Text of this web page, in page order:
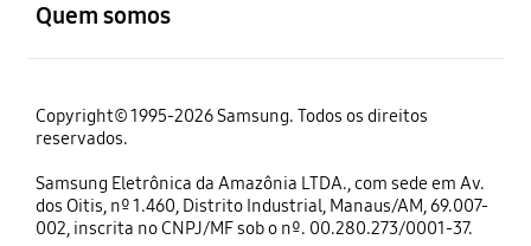
Quem somos
Copyright© 1995-2026 Samsung. Todos os direitos
reservados.
Samsung Eletrônica da Amazônia LTDA., com sede em Av.
dos Oitis, nº 1.460, Distrito Industrial, Manaus/AM, 69.007-
002, inscrita no CNPJ/MF sob o nº. 00.280.273/0001-37.